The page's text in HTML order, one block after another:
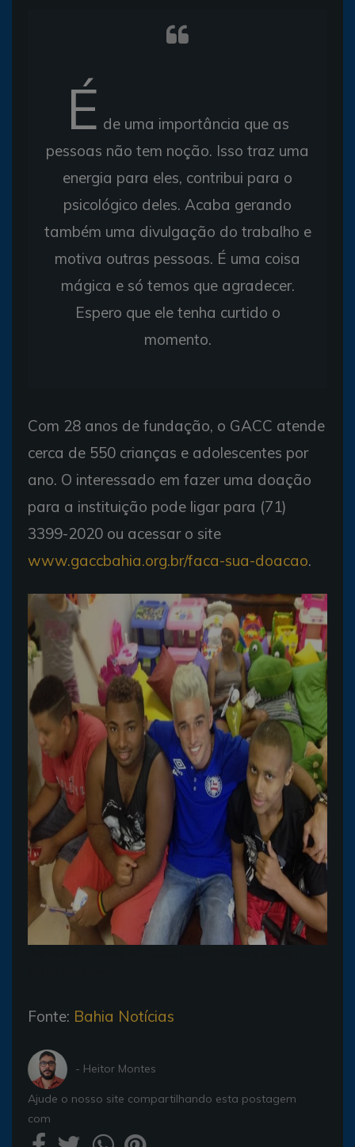
É de uma importância que as
pessoas não tem noção. Isso traz uma
energia para eles, contribui para o
psicológico deles. Acaba gerando
também uma divulgação do trabalho e
motiva outras pessoas. É uma coisa
mágica e só temos que agradecer.
Espero que ele tenha curtido o
momento.
Com 28 anos de fundação, o GACC atende
cerca de 550 crianças e adolescentes por
ano. O interessado em fazer uma doação
para a instituição pode ligar para (71)
3399-2020 ou acessar o site
www.gaccbahia.org.br/faca-sua-doacao.
Fonte: Bahia Notícias
- Heitor Montes
Ajude o nosso site compartilhando esta postagem
com